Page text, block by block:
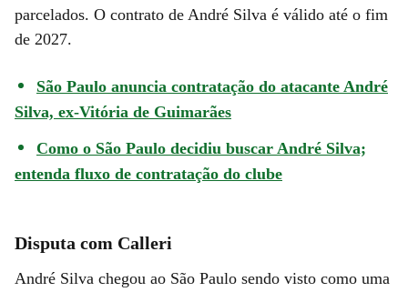
parcelados. O contrato de André Silva é válido até o fim
de 2027.
São Paulo anuncia contratação do atacante André
Silva, ex-Vitória de Guimarães
Como o São Paulo decidiu buscar André Silva;
entenda fluxo de contratação do clube
Disputa com Calleri
André Silva chegou ao São Paulo sendo visto como uma